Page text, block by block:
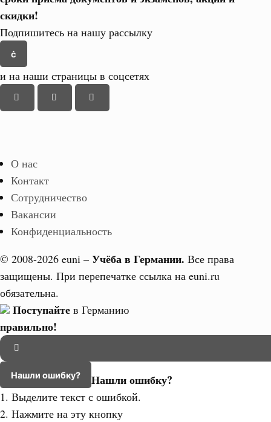
скидки!
Подпишитесь на нашу рассылку
и на наши страницы в соцсетях
О нас
Контакт
Сотрудничество
Вакансии
Конфиденциальность
© 2008-2026 euni – Учёба в Германии. Все права
защищены. При перепечатке ссылка на euni.ru
обязательна.
Поступайте в Германию
правильно!
Нашли ошибку? Нашли ошибку?
1. Выделите текст с ошибкой.
2. Нажмите на эту кнопку